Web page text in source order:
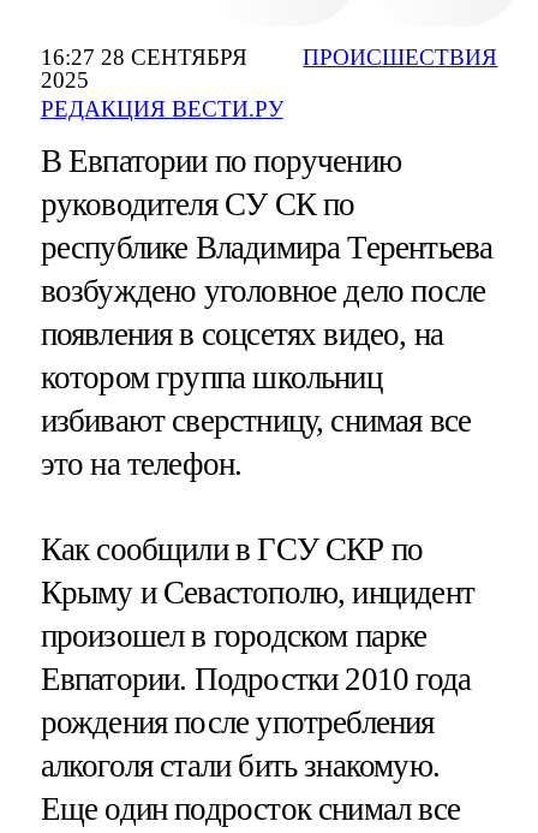
16:27 28 СЕНТЯБРЯ
2025
РЕДАКЦИЯ ВЕСТИ.РУ
ПРОИСШЕСТВИЯ
В Евпатории по поручению
руководителя СУ СК по
республике Владимира Терентьева
возбуждено уголовное дело после
появления в соцсетях видео, на
котором группа школьниц
избивают сверстницу, снимая все
это на телефон.
Как сообщили в ГСУ СКР по
Крыму и Севастополю, инцидент
произошел в городском парке
Евпатории. Подростки 2010 года
рождения после употребления
алкоголя стали бить знакомую.
Еще один подросток снимал все